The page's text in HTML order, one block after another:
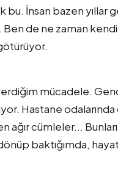
bu. İnsan bazen yıllar
Ben de ne zaman
mücadele.
Hastane
cümleler...
baktığımda,